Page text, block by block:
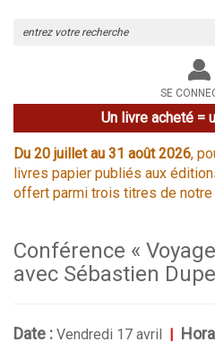
le
site
SE
Un livre acheté =
Du 20 juillet au 31 août 2026,
livres papier publiés aux
offert parmi trois titres de notre
Conférence «
avec Sébastien
Date : Vendredi 17 avril |